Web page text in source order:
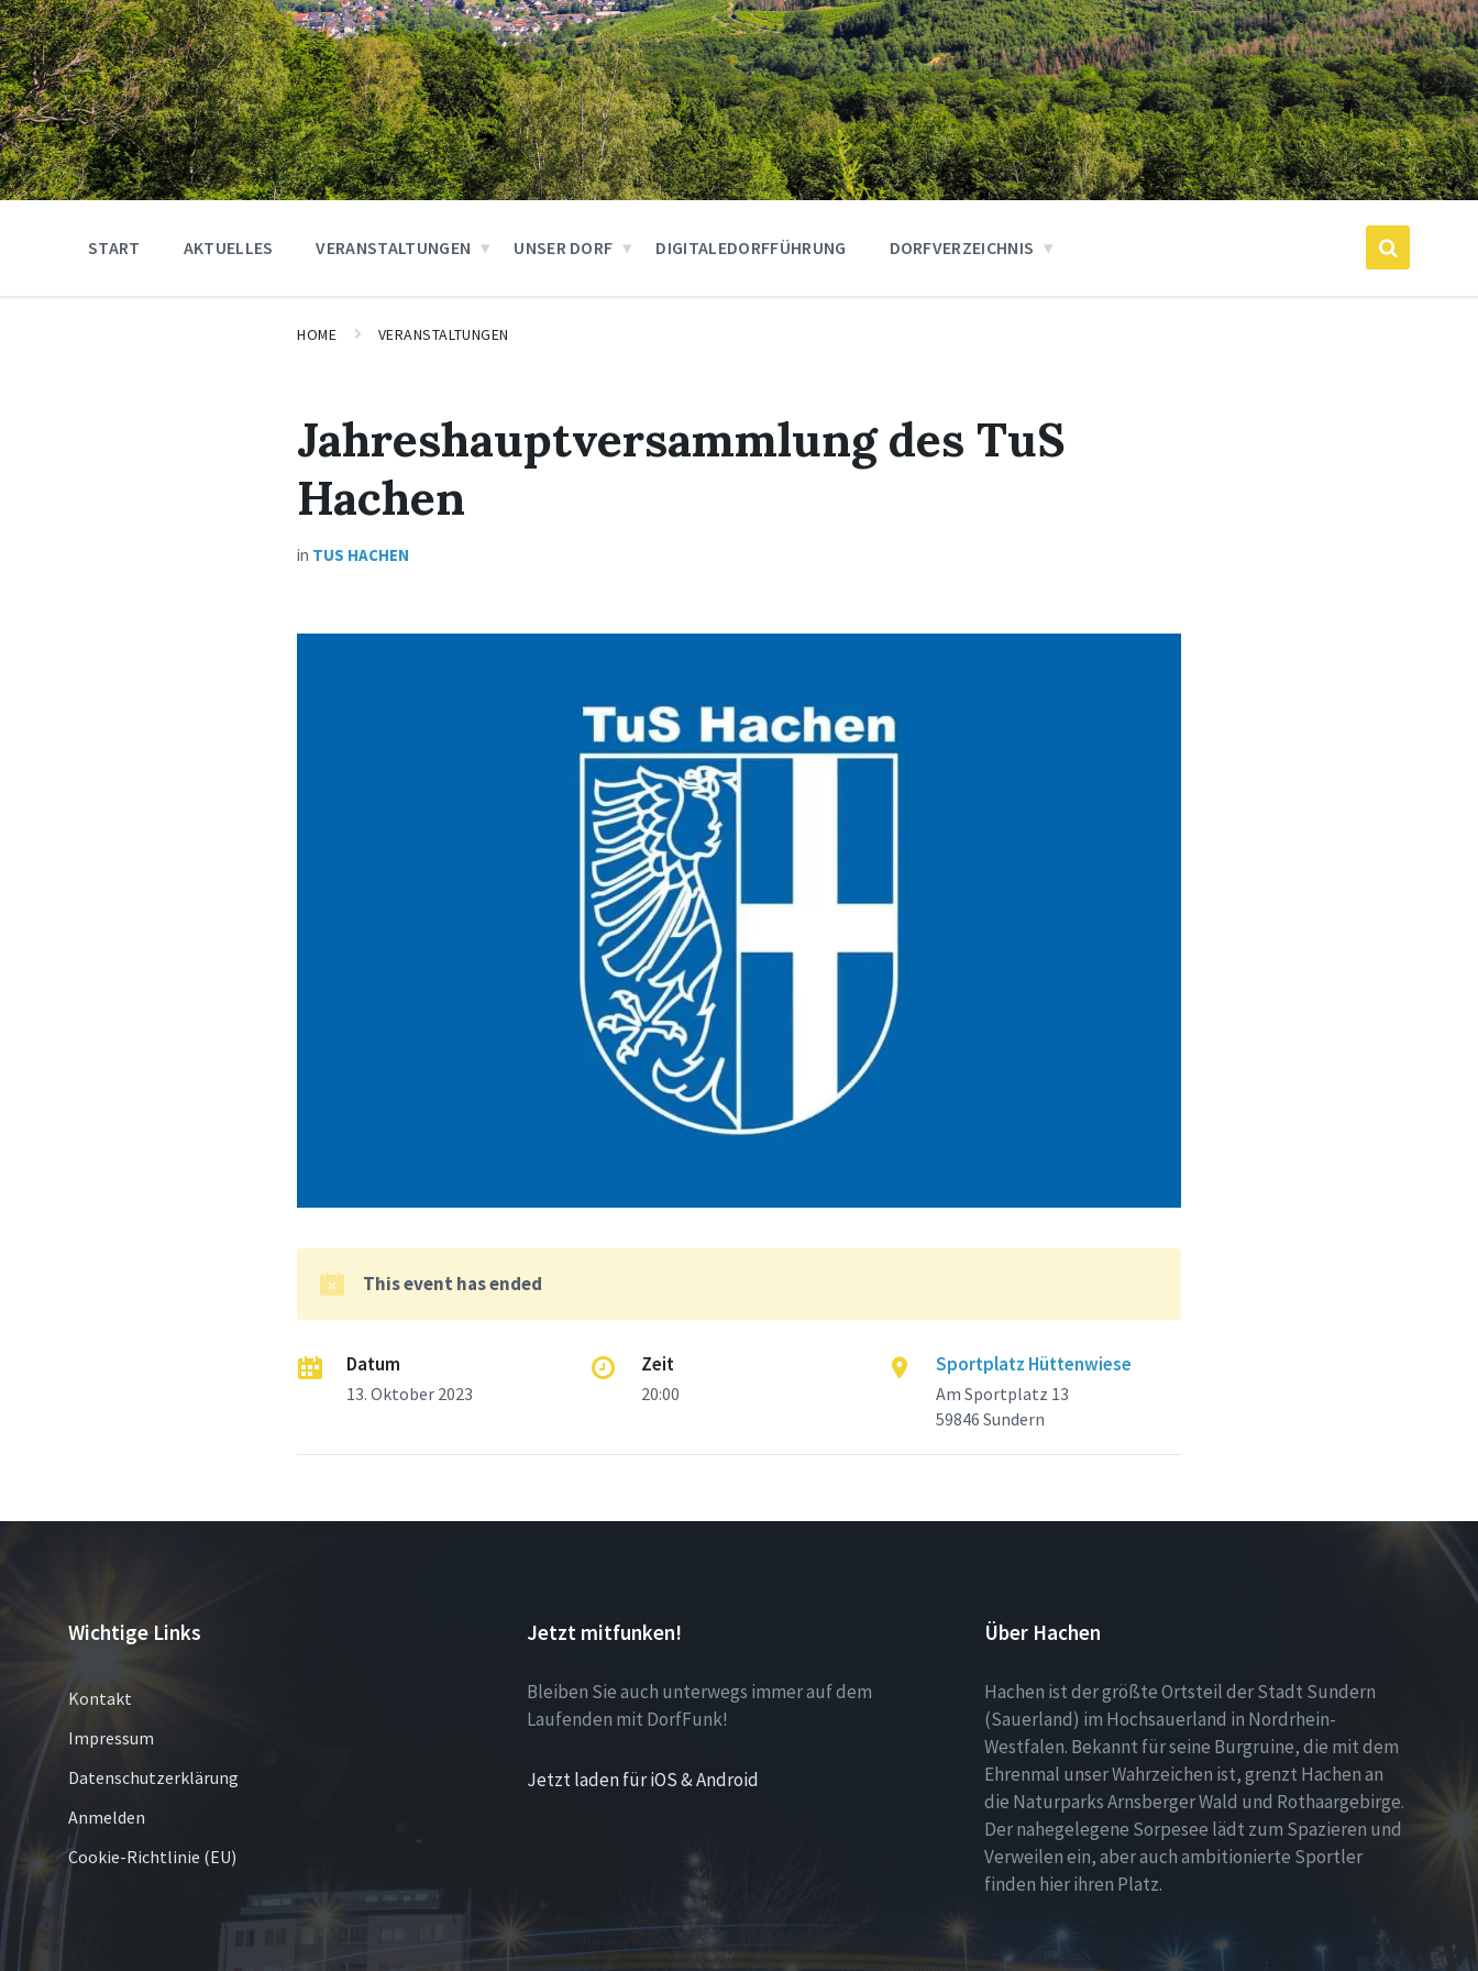
START AKTUELLES VERANSTALTUNGEN UNSER DORF DIGITALEDORFFÜHRUNG DORFVERZEICHNIS
HOME VERANSTALTUNGEN
Jahreshauptversammlung des TuS
Hachen
in TUS HACHEN
This event has ended
Datum
13. Oktober 2023
Zeit
20:00
Sportplatz Hüttenwiese
Am Sportplatz 13
59846 Sundern
Wichtige Links
Kontakt
Impressum
Datenschutzerklärung
Anmelden
Cookie-Richtlinie (EU)
Jetzt mitfunken!
Bleiben Sie auch unterwegs immer auf dem
Laufenden mit DorfFunk!
Jetzt laden für iOS & Android
Über Hachen
Hachen ist der größte Ortsteil der Stadt Sundern
(Sauerland) im Hochsauerland in Nordrhein-
Westfalen. Bekannt für seine Burgruine, die mit dem
Ehrenmal unser Wahrzeichen ist, grenzt Hachen an
die Naturparks Arnsberger Wald und Rothaargebirge.
Der nahegelegene Sorpesee lädt zum Spazieren und
Verweilen ein, aber auch ambitionierte Sportler
finden hier ihren Platz.